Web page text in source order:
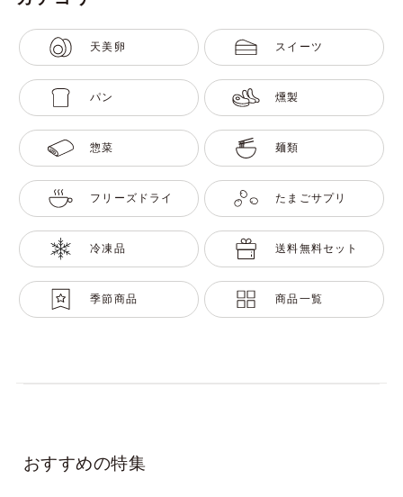
天美卵 スイーツ
パン 燻製
惣菜 麺類
フリーズドライ たまごサプリ
冷凍品 送料無料セット
季節商品 商品一覧
おすすめの特集